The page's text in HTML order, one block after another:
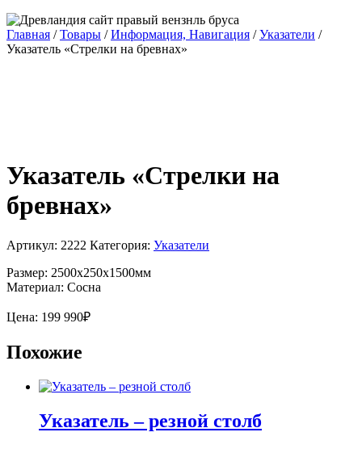
Главная /Товары /Информация, Навигация /Указатели /
Указатель «Стрелки на бревнах»
Указатель «Стрелки на
бревнах»
Артикул: 2222 Категория: Указатели
Размер: 2500х250х1500мм
Материал: Сосна
Цена: 199 990₽
Похожие
Указатель – резной столб